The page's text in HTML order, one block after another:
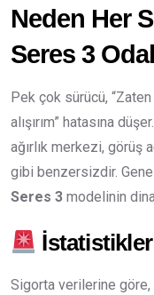
Neden Her
Seres 3
Pek çok sürücü,
alışırım” hatasına
ağırlık merkezi, görüş
gibi benzersizdir.
Seres 3 modelinin
Sigorta verilerine göre,